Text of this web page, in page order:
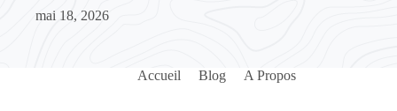
mai 18, 2026
Accueil Blog A Propos